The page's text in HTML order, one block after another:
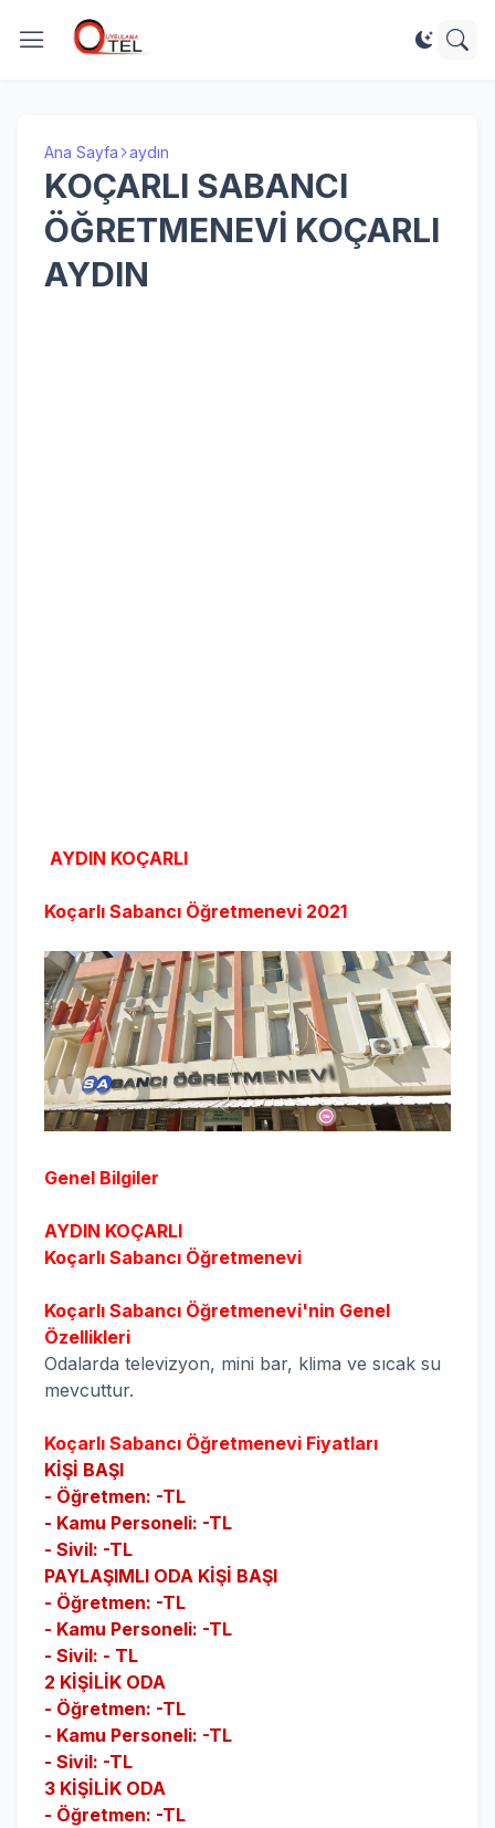
Ana Sayfa aydın
KOÇARLI SABANCI
ÖĞRETMENEVİ KOÇARLI
AYDIN
AYDIN KOÇARLI
Koçarlı Sabancı Öğretmenevi 2021
Genel Bilgiler
AYDIN KOÇARLI
Koçarlı Sabancı Öğretmenevi
Koçarlı Sabancı Öğretmenevi'nin Genel
Özellikleri
Odalarda televizyon, mini bar, klima ve sıcak su
mevcuttur.
Koçarlı Sabancı Öğretmenevi Fiyatları
KİŞİ BAŞI
- Öğretmen: -TL
- Kamu Personeli: -TL
- Sivil: -TL
PAYLAŞIMLI ODA KİŞİ BAŞI
- Öğretmen: -TL
- Kamu Personeli: -TL
- Sivil: - TL
2 KİŞİLİK ODA
- Öğretmen: -TL
- Kamu Personeli: -TL
- Sivil: -TL
3 KİŞİLİK ODA
- Öğretmen: -TL